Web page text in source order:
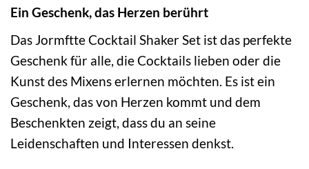
Ein Geschenk, das Herzen berührt
Das Jormftte Cocktail Shaker Set ist das perfekte
Geschenk für alle, die Cocktails lieben oder die
Kunst des Mixens erlernen möchten. Es ist ein
Geschenk, das von Herzen kommt und dem
Beschenkten zeigt, dass du an seine
Leidenschaften und Interessen denkst.